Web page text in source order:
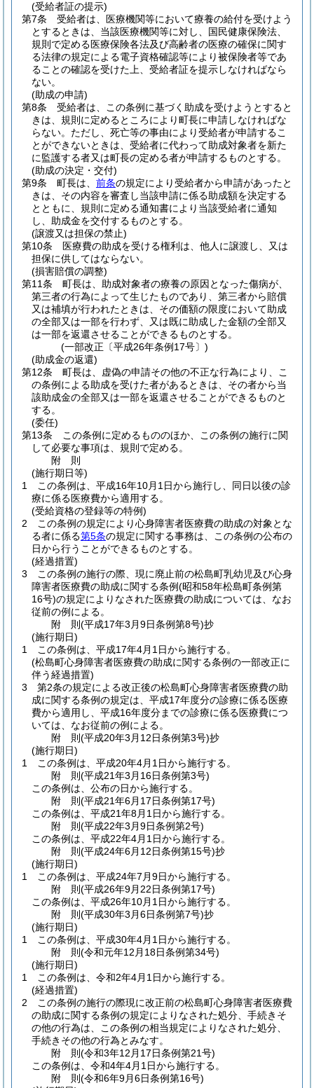
(受給者証の提示)
第7条
受給者は、医療機関等において療養の給付を受けよう
とするときは、当該医療機関等に対し、国民健康保険法、
規則で定める医療保険各法及び高齢者の医療の確保に関す
る法律の規定による電子資格確認等により被保険者等であ
ることの確認を受けた上、受給者証を提示しなければなら
ない。
(助成の申請)
第8条
受給者は、この条例に基づく助成を受けようとすると
きは、規則に定めるところにより町長に申請しなければな
らない。 ただし、死亡等の事由により受給者が申請するこ
とができないときは、受給者に代わって助成対象者を新た
に監護する者又は町長の定める者が申請するものとする。
(助成の決定・交付)
第9条
町長は、 前条の規定により受給者から申請があったと
きは、その内容を審査し当該申請に係る助成額を決定する
とともに、規則に定める通知書により当該受給者に通知
し、助成金を交付するものとする。
(譲渡又は担保の禁止)
第10条
医療費の助成を受ける権利は、他人に譲渡し、又は
担保に供してはならない。
(損害賠償の調整)
第11条
町長は、助成対象者の療養の原因となった傷病が、
第三者の行為によって生じたものであり、第三者から賠償
又は補填が行われたときは、その価額の限度において助成
の全部又は一部を行わず、又は既に助成した金額の全部又
は一部を返還させることができるものとする。
(一部改正〔平成26年条例17号〕)
(助成金の返還)
第12条
町長は、虚偽の申請その他の不正な行為により、こ
の条例による助成を受けた者があるときは、その者から当
該助成金の全部又は一部を返還させることができるものと
する。
(委任)
第13条
この条例に定めるもののほか、この条例の施行に関
して必要な事項は、規則で定める。
附 則
(施行期日等)
1
この条例は、平成16年10月1日から施行し、同日以後の診
療に係る医療費から適用する。
(受給資格の登録等の特例)
2
この条例の規定により心身障害者医療費の助成の対象とな
る者に係る第5条の規定に関する事務は、この条例の公布の
日から行うことができるものとする。
(経過措置)
3
この条例の施行の際、現に廃止前の松島町乳幼児及び心身
障害者医療費の助成に関する条例(昭和58年松島町条例第
16号)の規定によりなされた医療費の助成については、なお
従前の例による。
附 則(平成17年3月9日条例第8号)抄
(施行期日)
1
この条例は、平成17年4月1日から施行する。
(松島町心身障害者医療費の助成に関する条例の一部改正に
伴う経過措置)
3
第2条の規定による改正後の松島町心身障害者医療費の助
成に関する条例の規定は、平成17年度分の診療に係る医療
費から適用し、平成16年度分までの診療に係る医療費につ
いては、なお従前の例による。
附 則(平成20年3月12日条例第3号)抄
(施行期日)
1
この条例は、平成20年4月1日から施行する。
附 則(平成21年3月16日条例第3号)
この条例は、公布の日から施行する。
附 則(平成21年6月17日条例第17号)
この条例は、平成21年8月1日から施行する。
附 則(平成22年3月9日条例第2号)
この条例は、平成22年4月1日から施行する。
附 則(平成24年6月12日条例第15号)抄
(施行期日)
1
この条例は、平成24年7月9日から施行する。
附 則(平成26年9月22日条例第17号)
この条例は、平成26年10月1日から施行する。
附 則(平成30年3月6日条例第7号)抄
(施行期日)
1
この条例は、平成30年4月1日から施行する。
附 則(令和元年12月18日条例第34号)
(施行期日)
1
この条例は、令和2年4月1日から施行する。
(経過措置)
2
この条例の施行の際現に改正前の松島町心身障害者医療費
の助成に関する条例の規定によりなされた処分、手続きそ
の他の行為は、この条例の相当規定によりなされた処分、
手続きその他の行為とみなす。
附 則(令和3年12月17日条例第21号)
この条例は、令和4年4月1日から施行する。
附 則(令和6年9月6日条例第16号)